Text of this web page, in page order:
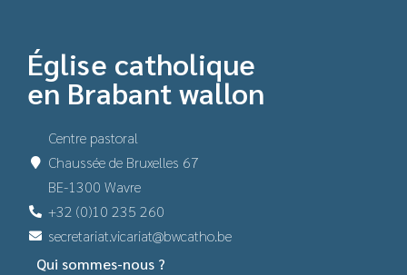
Église catholique
en Brabant wallon
Centre pastoral
Chaussée de Bruxelles 67
BE-1300 Wavre
+32 (0)10 235 260
secretariat.vicariat@bwcatho.be
Qui sommes-nous ?